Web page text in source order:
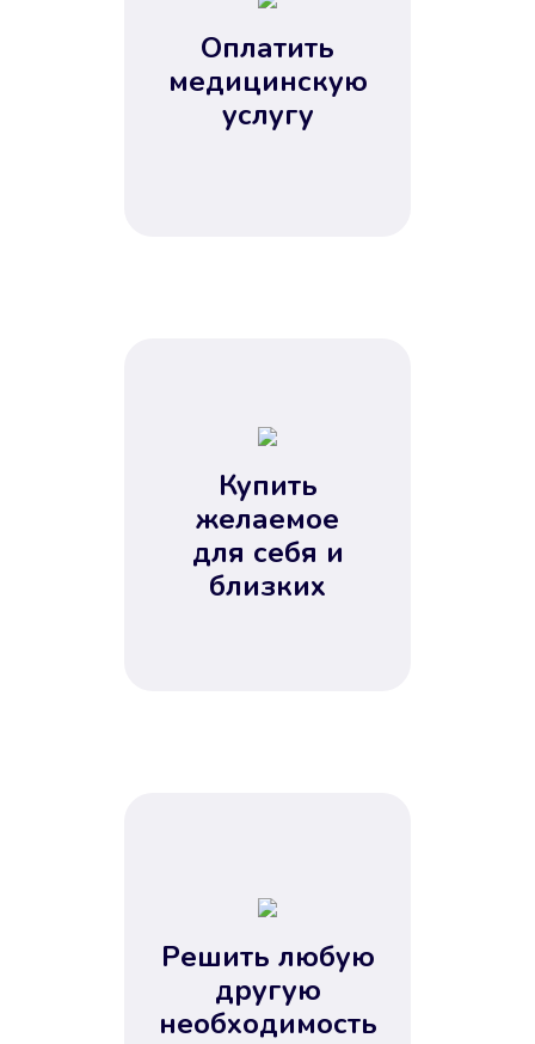
Оплатить
медицинскую
услугу
Купить
желаемое
для себя и
близких
Решить любую
другую
необходимость